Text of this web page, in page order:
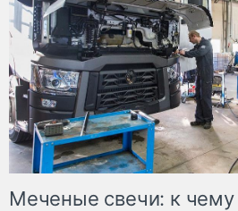
Меченые свечи: к чему